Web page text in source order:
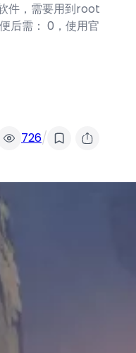
件，需要用到root
后需： 0，使用官
726/